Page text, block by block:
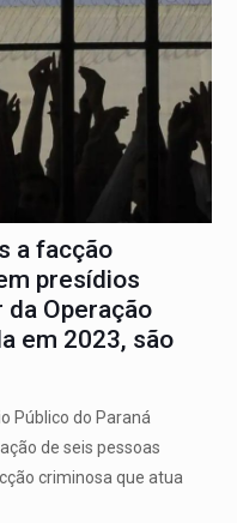
a facção
presídios
da Operação
em 2023, são
Público do Paraná
de seis pessoas
criminosa que atua